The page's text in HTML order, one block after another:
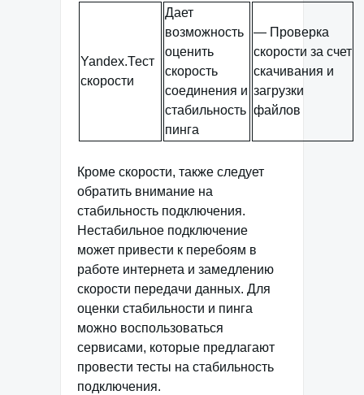
Yandex.Тест
скорости
Дает
возможность
оценить
скорость
соединения и
стабильность
пинга
— Проверка
скорости за счет
скачивания и
загрузки
файлов
Кроме скорости, также следует
обратить внимание на
стабильность подключения.
Нестабильное подключение
может привести к перебоям в
работе интернета и замедлению
скорости передачи данных. Для
оценки стабильности и пинга
можно воспользоваться
сервисами, которые предлагают
провести тесты на стабильность
подключения.